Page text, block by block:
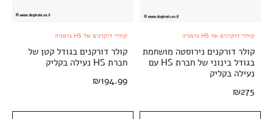
קולרי דוקרנים של HS גרמניה
קולר דורקנים נירוסטה מושחמת
בגודל בינוני של חברת HS עם
נעילה בקליק
₪275
קולרי דוקרנים של HS גרמניה
קולר דורקנים בגודל קטן של
חברת HS נעילה בקליק
₪194.99